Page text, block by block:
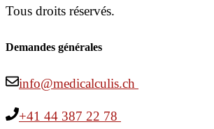
Tous droits réservés.
Demandes générales
info@medicalculis.ch
+41 44 387 22 78